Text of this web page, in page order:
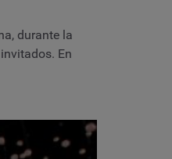
durante la
En